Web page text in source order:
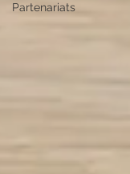
Partenariats